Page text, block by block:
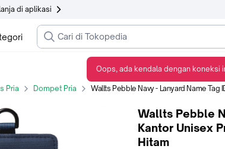
di aplikasi
Pria Dompet Pria Wallts Pebble Navy - Lanyard Name Tag ID Card Kantor Unisex Pria Wanita Dompet
Wallts Pebble
Kantor Unisex
Hitam
Oops, ada kendala dengan koneksi